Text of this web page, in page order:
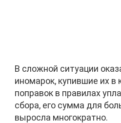
В сложной ситуации
иномарок, купившие их в
поправок в правилах
сбора, его сумма для
выросла многократно.